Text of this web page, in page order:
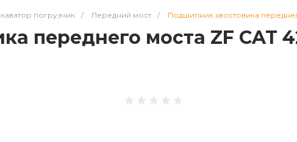
погрузчик / Передний мост / Подшипник хвостовика
переднего моста ZF CAT